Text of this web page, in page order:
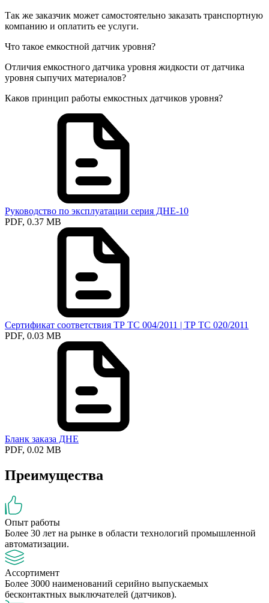
Так же заказчик может самостоятельно заказать транспортную
компанию и оплатить ее услуги.
Что такое емкостной датчик уровня?
Отличия емкостного датчика уровня жидкости от датчика
уровня сыпучих материалов?
Каков принцип работы емкостных датчиков уровня?
Руководство по эксплуатации серия ДНЕ-10
PDF, 0.37 MB
Сертификат соответствия ТР ТС 004/2011 | ТР ТС 020/2011
PDF, 0.03 MB
Бланк заказа ДНЕ
PDF, 0.02 MB
Преимущества
Опыт работы
Более 30 лет на рынке в области технологий промышленной
автоматизации.
Ассортимент
Более 3000 наименований серийно выпускаемых
бесконтактных выключателей (датчиков).